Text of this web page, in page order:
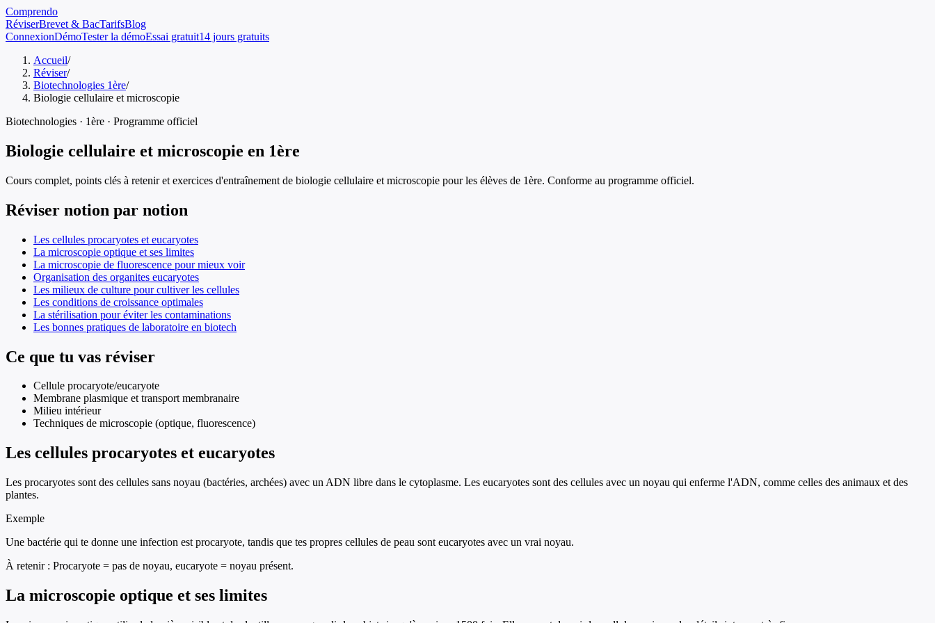
Comprendo
RéviserBrevet & BacTarifsBlog
ConnexionDémoTester la démoEssai gratuit14 jours gratuits
Accueil/
Réviser/
Biotechnologies 1ère/
Biologie cellulaire et microscopie
Biotechnologies · 1ère · Programme officiel
Biologie cellulaire et microscopie en 1ère
Cours complet, points clés à retenir et exercices d'entraînement de biologie cellulaire et microscopie pour les élèves de 1ère. Conforme au programme officiel.
Réviser notion par notion
Les cellules procaryotes et eucaryotes
La microscopie optique et ses limites
La microscopie de fluorescence pour mieux voir
Organisation des organites eucaryotes
Les milieux de culture pour cultiver les cellules
Les conditions de croissance optimales
La stérilisation pour éviter les contaminations
Les bonnes pratiques de laboratoire en biotech
Ce que tu vas réviser
Cellule procaryote/eucaryote
Membrane plasmique et transport membranaire
Milieu intérieur
Techniques de microscopie (optique, fluorescence)
Les cellules procaryotes et eucaryotes
Les procaryotes sont des cellules sans noyau (bactéries, archées) avec un ADN libre dans le cytoplasme. Les eucaryotes sont des cellules avec un noyau qui enferme l'ADN, comme celles des animaux et des
plantes.
Exemple
Une bactérie qui te donne une infection est procaryote, tandis que tes propres cellules de peau sont eucaryotes avec un vrai noyau.
À retenir : Procaryote = pas de noyau, eucaryote = noyau présent.
La microscopie optique et ses limites